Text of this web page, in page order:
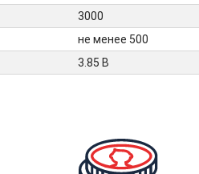
3000
не менее 500
3.85 В